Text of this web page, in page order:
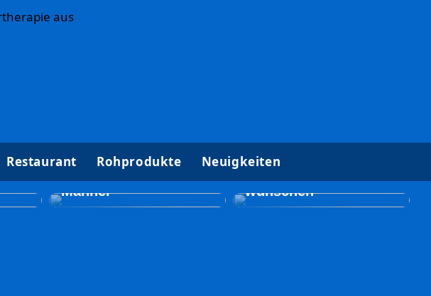
aus
Restaurant Rohprodukte Neuigkeiten
Kosmetische
Männer
Gut zu wissen, wenn
Sie eine
wünschen